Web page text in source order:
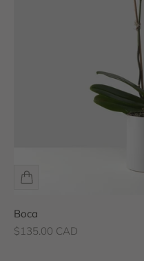
Boca
Prix de vente
$135.00 CAD